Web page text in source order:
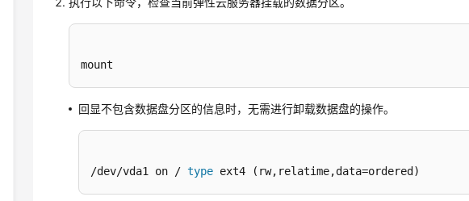
mount
回显不包含数据盘分区的信息时，无需进行卸载数据盘的操作。
/dev/vda1 on / type ext4 (rw,relatime,data=ordered)